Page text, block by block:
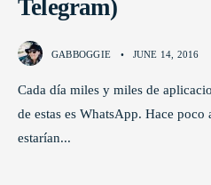
Telegram)
GABBOGGIE • JUNE 14, 2016
Cada día miles y miles de
de estas es WhatsApp. Hace
estarían...